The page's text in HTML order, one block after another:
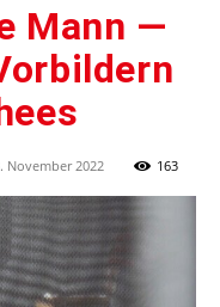
Mann —
November 2022 163